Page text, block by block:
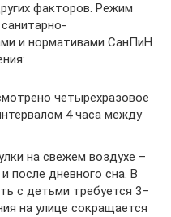
факторов. Режим
и нормативами СанПиН
четырехразовое
4 часа между
на свежем воздухе –
после дневного сна. В
с детьми требуется 3–
на улице сокращается